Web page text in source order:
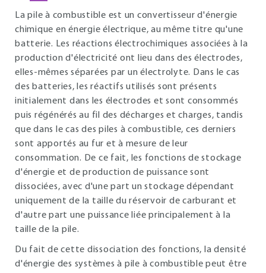
La pile à combustible est un convertisseur d'énergie
chimique en énergie électrique, au même titre qu'une
batterie. Les réactions électrochimiques associées à la
production d'électricité ont lieu dans des électrodes,
elles-mêmes séparées par un électrolyte. Dans le cas
des batteries, les réactifs utilisés sont présents
initialement dans les électrodes et sont consommés
puis régénérés au fil des décharges et charges, tandis
que dans le cas des piles à combustible, ces derniers
sont apportés au fur et à mesure de leur
consommation. De ce fait, les fonctions de stockage
d'énergie et de production de puissance sont
dissociées, avec d'une part un stockage dépendant
uniquement de la taille du réservoir de carburant et
d'autre part une puissance liée principalement à la
taille de la pile.
Du fait de cette dissociation des fonctions, la densité
d'énergie des systèmes à pile à combustible peut être